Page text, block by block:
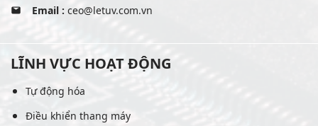
Email : ceo@letuv.com.vn
LĨNH VỰC HOẠT ĐỘNG
Tự động hóa
Điều khiển thang máy